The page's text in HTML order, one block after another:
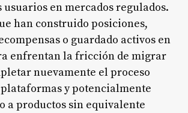
usuarios en mercados regulados.
han construido posiciones,
o guardado activos en
enfrentan la fricción de migrar
nuevamente el proceso
plataformas y potencialmente
a productos sin equivalente